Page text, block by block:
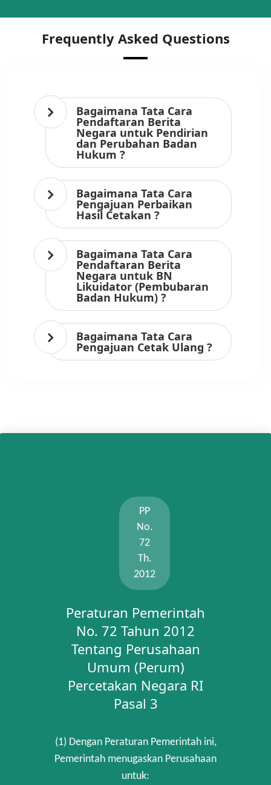
Frequently Asked Questions
Bagaimana Tata Cara
Pendaftaran Berita
Negara untuk Pendirian
dan Perubahan Badan
Hukum ?
Bagaimana Tata Cara
Pengajuan Perbaikan
Hasil Cetakan ?
Bagaimana Tata Cara
Pendaftaran Berita
Negara untuk BN
Likuidator (Pembubaran
Badan Hukum) ?
Bagaimana Tata Cara
Pengajuan Cetak Ulang ?
PP
No.
72
Th.
2012
Peraturan Pemerintah
No. 72 Tahun 2012
Tentang Perusahaan
Umum (Perum)
Percetakan Negara RI
Pasal 3
(1) Dengan Peraturan Pemerintah ini,
Pemerintah menugaskan Perusahaan
untuk: